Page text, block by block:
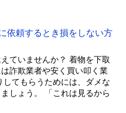
依頼するとき損をしない方
ていませんか？ 着物を下取
詐欺業者や安く買い叩く業
てもらうためには、ダメな
しょう。 「これは見るから